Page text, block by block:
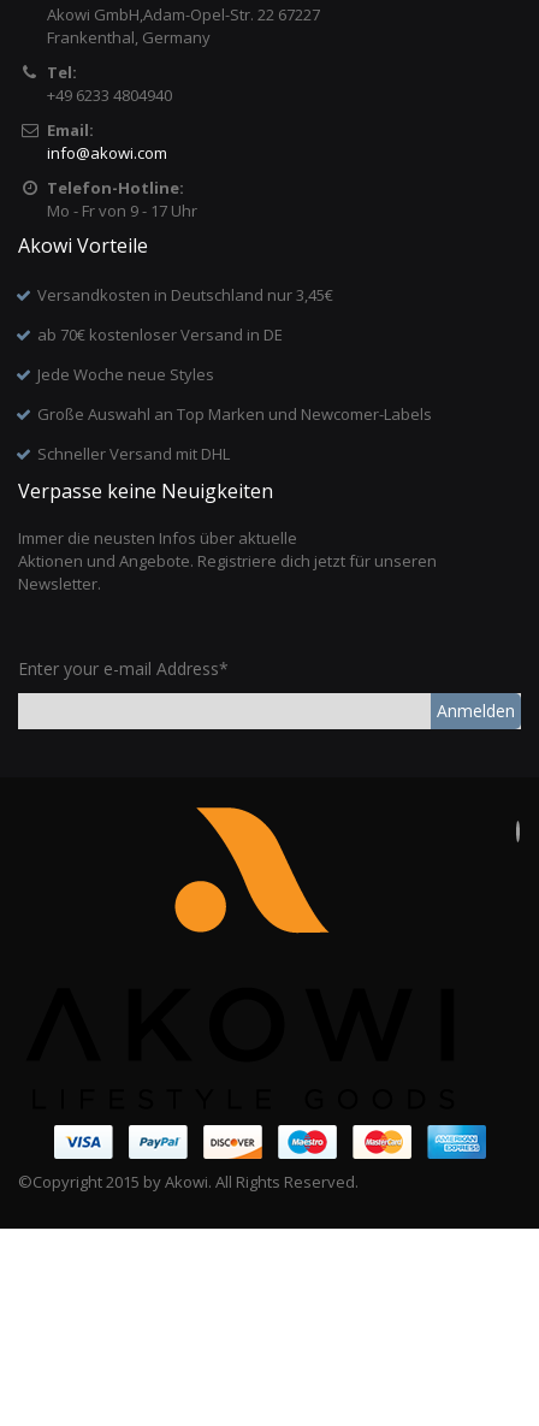
Akowi GmbH,Adam-Opel-Str. 22 67227
Frankenthal, Germany
Tel:
+49 6233 4804940
Email:
info@akowi.com
Telefon-Hotline:
Mo - Fr von 9 - 17 Uhr
Akowi Vorteile
Versandkosten in Deutschland nur 3,45€
ab 70€ kostenloser Versand in DE
Jede Woche neue Styles
Große Auswahl an Top Marken und Newcomer-Labels
Schneller Versand mit DHL
Verpasse keine Neuigkeiten
Immer die neusten Infos über aktuelle
Aktionen und Angebote. Registriere dich jetzt für unseren
Newsletter.
Enter your e-mail Address*
Anmelden
©Copyright 2015 by Akowi. All Rights Reserved.